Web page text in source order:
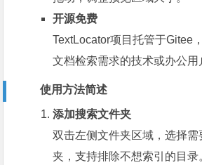
开源免费
TextLocator项目托管于Gitee
文档检索需求的技术或办公用
使用方法简述
添加搜索文件夹
双击左侧文件夹区域，选择需
夹，支持排除不想索引的目录